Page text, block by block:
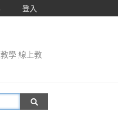
登入
學 線上教